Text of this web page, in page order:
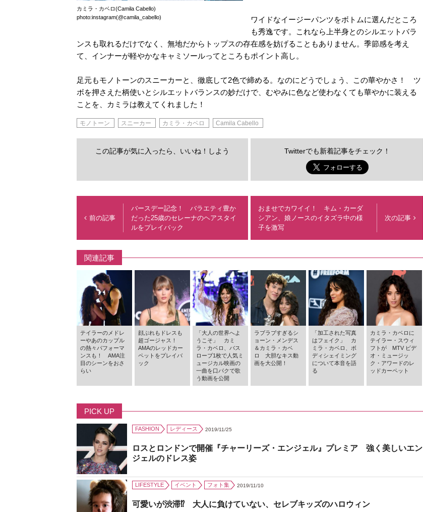
カミラ・カベロ(Camila Cabello)
photo:instagram(@camila_cabello)
ワイドなイージーパンツをボトムに選んだところ
も秀逸です。これなら上半身とのシルエットバラ
ンスも取れるだけでなく、無地だからトップスの存在感を妨げることもありません。季節感を考え
て、インナーが軽やかなキャミソールってところもポイント高し。
足元もモノトーンのスニーカーと、徹底して2色で締める。なのにどうでしょう、この華やかさ！ ツ
ボを押さえた柄使いとシルエットバランスの妙だけで、むやみに色など使わなくても華やかに装える
ことを、カミラは教えてくれました！
モノトーン スニーカー カミラ・カベロ Camila Cabello
この記事が気に入ったら、いいね！しよう Twitterでも新着記事をチェック！
前の記事
バースデー記念！ バラエティ豊か
だった25歳のセレーナのヘアスタイ
ルをプレイバック
おませでカワイイ！ キム・カーダ
シアン、娘ノースのイタズラ中の様
子を激写
次の記事
関連記事
テイラーのメドレ
ーやあのカップル
の熱々パフォーマ
ンスも！ AMA注
目のシーンをおさ
らい
顔ぶれもドレスも
超ゴージャス！
AMAのレッドカー
ペットをプレイバ
ック
「大人の世界へよ
うこそ」 カミ
ラ・カベロ、バス
ローブ1枚で人気ミ
ュージカル映画の
一曲を口パクで歌
う動画を公開
ラブラブすぎるシ
ョーン・メンデス
＆カミラ・カベ
ロ 大胆なキス動
画を大公開！
「加工された写真
はフェイク」 カ
ミラ・カベロ、ボ
ディシェイミング
について本音を語
る
カミラ・カベロに
テイラー・スウィ
フトが MTV ビデ
オ・ミュージッ
ク・アワードのレ
ッドカーペット
PICK UP
FASHION レディース 2019/11/25
ロスとロンドンで開催『チャーリーズ・エンジェル』プレミア 強く美しいエン
ジェルのドレス姿
LIFESTYLE イベント フォト集 2019/11/10
可愛いが渋滞⁉ 大人に負けていない、セレブキッズのハロウィン